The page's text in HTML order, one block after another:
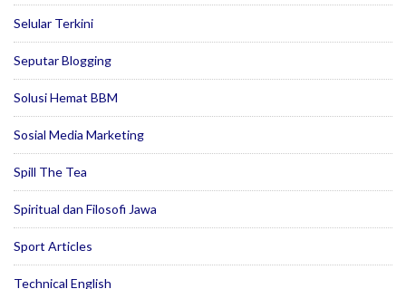
Selular Terkini
Seputar Blogging
Solusi Hemat BBM
Sosial Media Marketing
Spill The Tea
Spiritual dan Filosofi Jawa
Sport Articles
Technical English